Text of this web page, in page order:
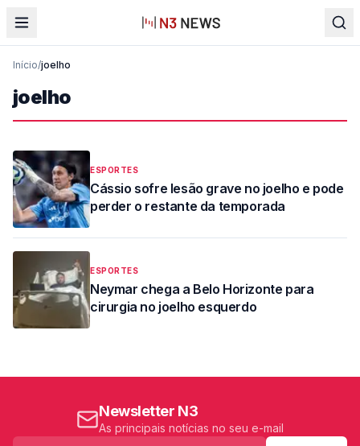
Início/joelho
joelho
ESPORTES
Cássio sofre lesão grave no joelho e pode
perder o restante da temporada
ESPORTES
Neymar chega a Belo Horizonte para
cirurgia no joelho esquerdo
Newsletter N3
As principais notícias no seu e-mail